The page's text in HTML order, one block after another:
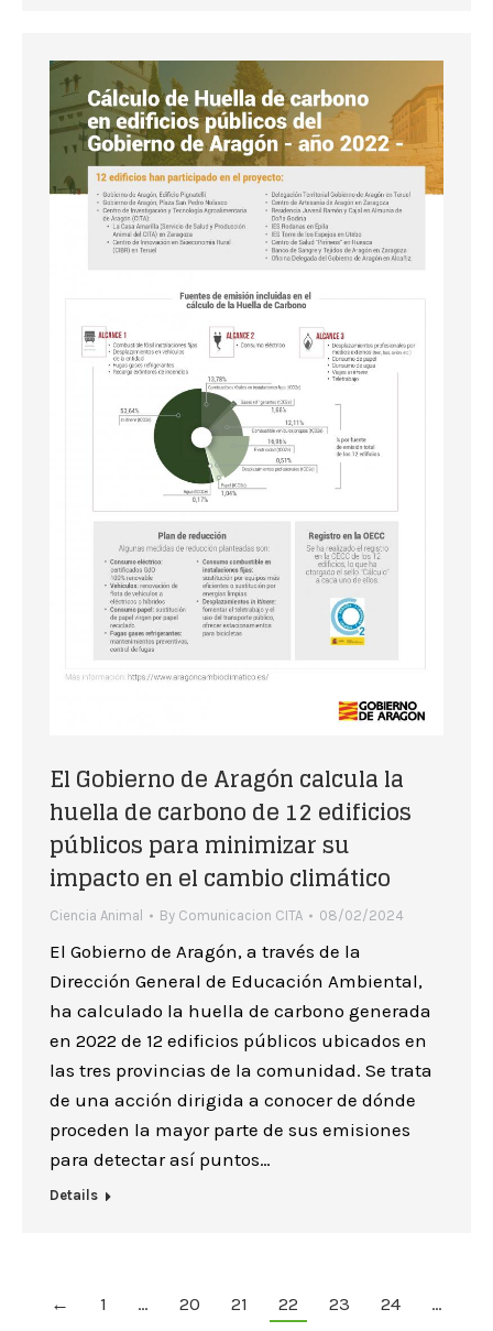
El Gobierno de Aragón calcula la
huella de carbono de 12 edificios
públicos para minimizar su
impacto en el cambio climático
Ciencia Animal By Comunicacion CITA 08/02/2024
El Gobierno de Aragón, a través de la
Dirección General de Educación Ambiental,
ha calculado la huella de carbono generada
en 2022 de 12 edificios públicos ubicados en
las tres provincias de la comunidad. Se trata
de una acción dirigida a conocer de dónde
proceden la mayor parte de sus emisiones
para detectar así puntos…
Details
← 1 … 20 21 22 23 24
…